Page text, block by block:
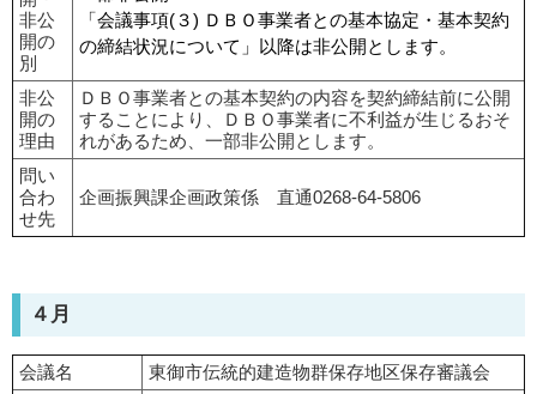
非公
開の
別
「会議事項(３) ＤＢＯ事業者との基本協定・基本契約
の締結状況について」以降は非公開とします。
非公
開の
理由
ＤＢＯ事業者との基本契約の内容を契約締結前に公開
することにより、ＤＢＯ事業者に不利益が生じるおそ
れがあるため、一部非公開とします。
問い
合わ
せ先
企画振興課企画政策係 直通0268-64-5806
４月
会議名
東御市伝統的建造物群保存地区保存審議会